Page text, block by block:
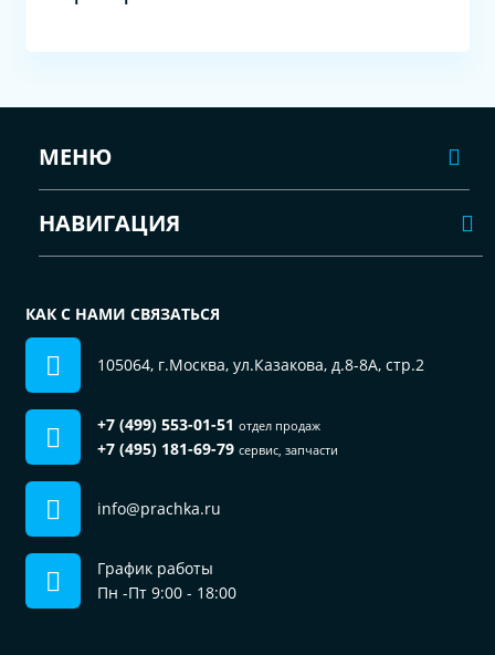
МЕНЮ
НАВИГАЦИЯ
КАК С НАМИ СВЯЗАТЬСЯ
105064, г.Москва, ул.Казакова, д.8-8А, стр.2
+7 (499) 553-01-51 отдел продаж
+7 (495) 181-69-79 сервис, запчасти
info@prachka.ru
График работы
Пн -Пт 9:00 - 18:00